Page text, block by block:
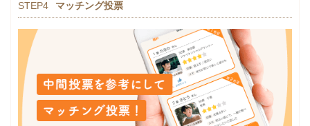
STEP4 マッチング投票